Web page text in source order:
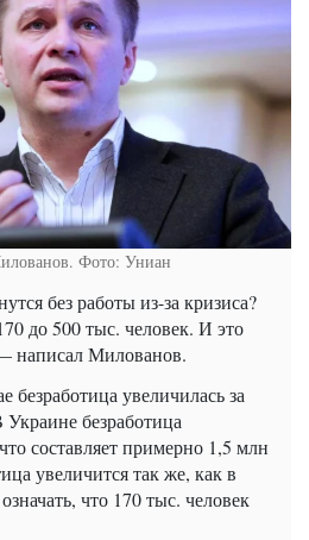
Фото: Униан
без работы из-за кризиса?
до 500 тыс. человек. И это
написал Милованов.
безработица увеличилась за
безработица
составляет примерно 1,5 млн
увеличится так же, как в
что 170 тыс. человек